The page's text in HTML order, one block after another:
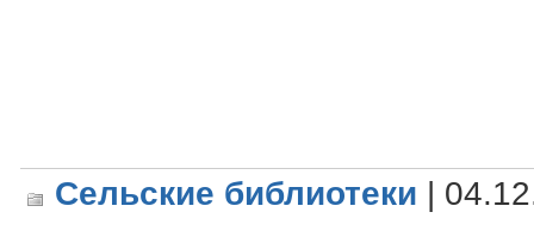
Сельские библиотеки |